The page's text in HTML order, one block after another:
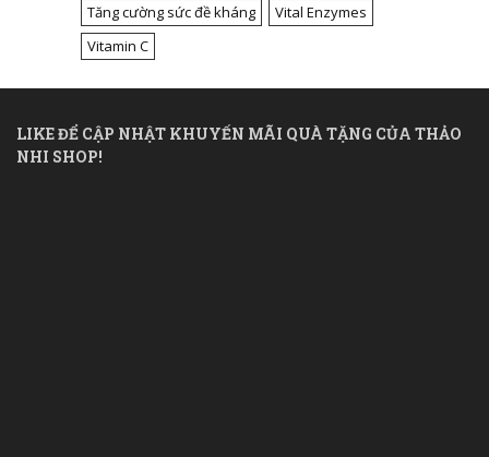
Tăng cường sức đề kháng
Vital Enzymes
Vitamin C
LIKE ĐỂ CẬP NHẬT KHUYẾN MÃI QUÀ TẶNG CỦA THẢO
NHI SHOP!